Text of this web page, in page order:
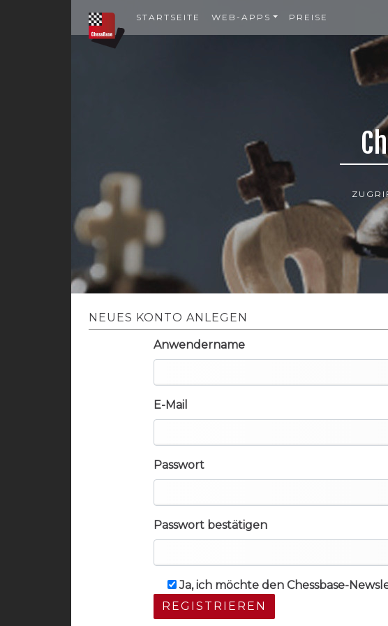
STARTSEITE WEB-APPS PREISE
NEUES KONTO ANLEGEN
Anwendername
E-Mail
Passwort
Passwort bestätigen
Ja, ich möchte den Chessbase-
REGISTRIEREN